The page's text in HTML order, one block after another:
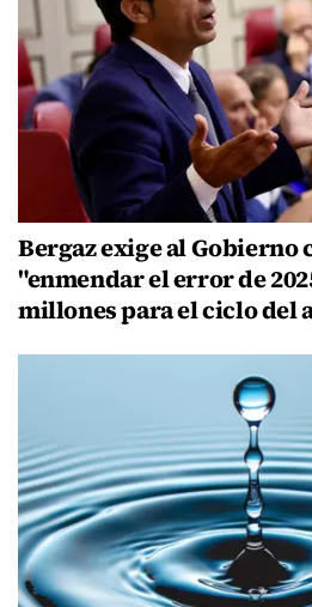
Bergaz exige al Gobierno
"enmendar el error de
millones para el ciclo del